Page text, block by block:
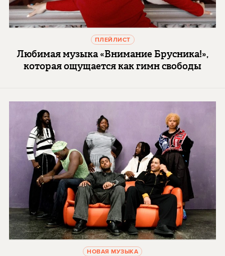
ПЛЕЙЛИСТ
Любимая музыка «Внимание Брусника!»,
которая ощущается как гимн свободы
НОВАЯ МУЗЫКА